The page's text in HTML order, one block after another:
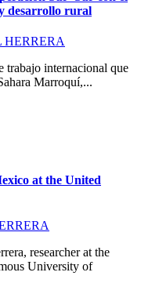
desarrollo rural
HERRERA
trabajo internacional que
Marroquí,...
at the United
researcher at the
University of